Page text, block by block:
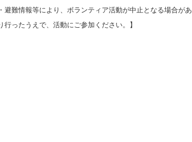
難情報等により、ボランティア活動が中止となる場合があ
ったうえで、活動にご参加ください。】